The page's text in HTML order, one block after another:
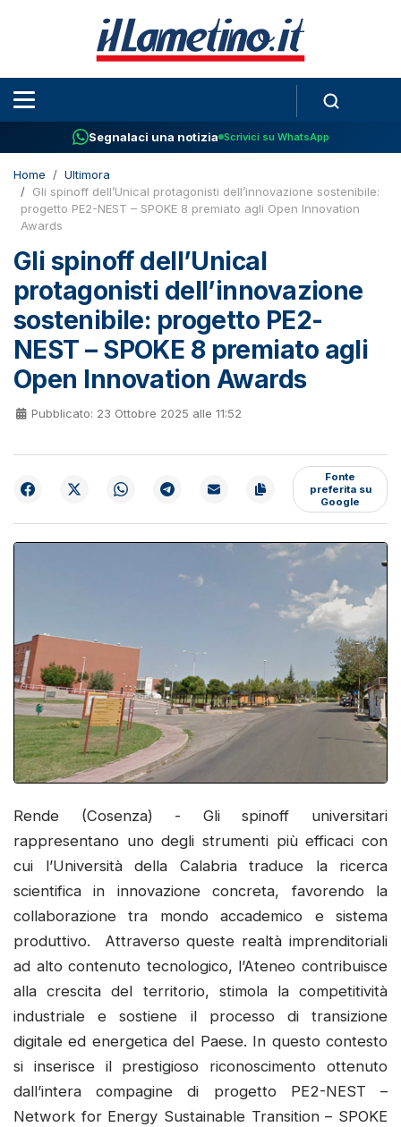
Segnalaci una notizia Scrivici su WhatsApp
Home
Ultimora
Gli spinoff dell’Unical protagonisti dell’innovazione sostenibile:
progetto PE2-NEST – SPOKE 8 premiato agli Open Innovation
Awards
Gli spinoff dell’Unical
protagonisti dell’innovazione
sostenibile: progetto PE2-
NEST – SPOKE 8 premiato agli
Open Innovation Awards
Pubblicato: 23 Ottobre 2025 alle 11:52
Fonte
preferita su
Google
Rende (Cosenza) - Gli spinoff universitari
rappresentano uno degli strumenti più efficaci con
cui l’Università della Calabria traduce la ricerca
scientifica in innovazione concreta, favorendo la
collaborazione tra mondo accademico e sistema
produttivo. Attraverso queste realtà imprenditoriali
ad alto contenuto tecnologico, l’Ateneo contribuisce
alla crescita del territorio, stimola la competitività
industriale e sostiene il processo di transizione
digitale ed energetica del Paese. In questo contesto
si inserisce il prestigioso riconoscimento ottenuto
dall’intera compagine di progetto PE2-NEST –
Network for Energy Sustainable Transition – SPOKE